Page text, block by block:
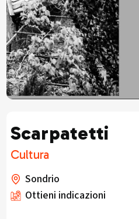
Scarpatetti
Cultura
Sondrio
Ottieni indicazioni